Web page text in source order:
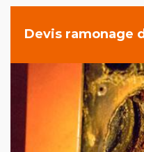
Devis ramonage